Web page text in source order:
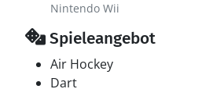
Nintendo Wii
Spieleangebot
Air Hockey
Dart